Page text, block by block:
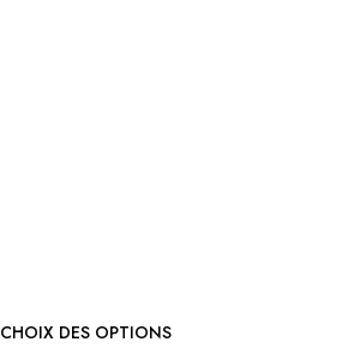
CHOIX DES OPTIONS